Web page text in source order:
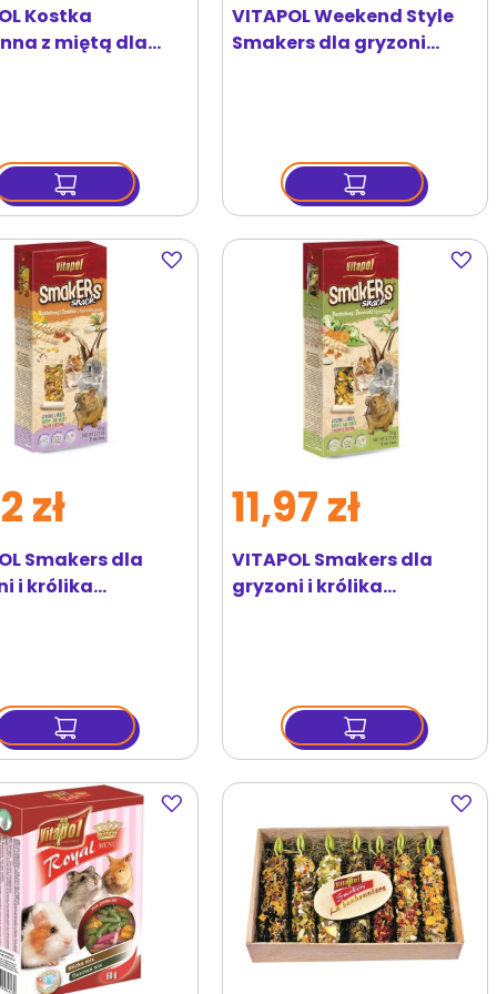
Kostka
z miętą dla
VITAPOL Weekend Style
Smakers dla gryzoni
Dodaj
do
Smakers dla
i królika
zł
Dodaj
do
VITAPOL Smakers dla
gryzoni i królika
11,97 zł
Dodaj
do
Dodaj
do